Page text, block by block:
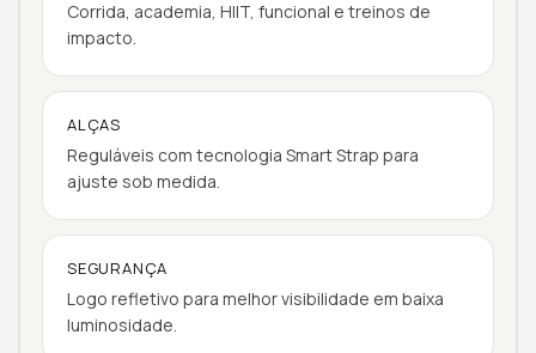
Corrida, academia, HIIT, funcional e treinos de
impacto.
ALÇAS
Reguláveis com tecnologia Smart Strap para
ajuste sob medida.
SEGURANÇA
Logo refletivo para melhor visibilidade em baixa
luminosidade.